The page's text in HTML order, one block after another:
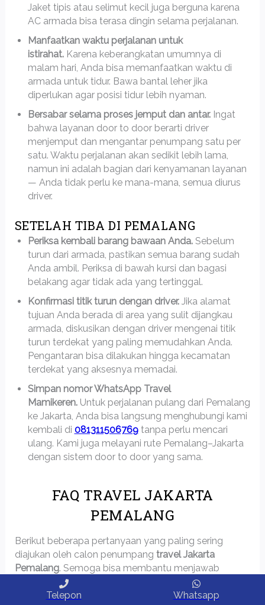
Jaket tipis atau selimut kecil juga berguna karena
AC armada bisa terasa dingin selama perjalanan.
Manfaatkan waktu perjalanan untuk
istirahat.Karena keberangkatan umumnya di
malam hari, Anda bisa memanfaatkan waktu di
armada untuk tidur. Bawa bantal leher jika
diperlukan agar posisi tidur lebih nyaman.
Bersabar selama proses jemput dan antar.Ingat
bahwa layanan door to door berarti driver
menjemput dan mengantar penumpang satu per
satu. Waktu perjalanan akan sedikit lebih lama,
namun ini adalah bagian dari kenyamanan layanan
— Anda tidak perlu ke mana-mana, semua diurus
driver.
SETELAH TIBA DI PEMALANG
Periksa kembali barang bawaan Anda.Sebelum
turun dari armada, pastikan semua barang sudah
Anda ambil. Periksa di bawah kursi dan bagasi
belakang agar tidak ada yang tertinggal.
Konfirmasi titik turun dengan driver.Jika alamat
tujuan Anda berada di area yang sulit dijangkau
armada, diskusikan dengan driver mengenai titik
turun terdekat yang paling memudahkan Anda.
Pengantaran bisa dilakukan hingga kecamatan
terdekat yang aksesnya memadai.
Simpan nomor WhatsApp Travel
Mamikeren.Untuk perjalanan pulang dari Pemalang
ke Jakarta, Anda bisa langsung menghubungi kami
kembali di 081311506769tanpa perlu mencari
ulang. Kami juga melayani rute Pemalang–Jakarta
dengan sistem door to door yang sama.
FAQ TRAVEL JAKARTA
PEMALANG
Berikut beberapa pertanyaan yang paling sering
diajukan oleh calon penumpang travel Jakarta
Pemalang. Semoga bisa membantu menjawab
keraguan Anda.
Telepon Whatsapp